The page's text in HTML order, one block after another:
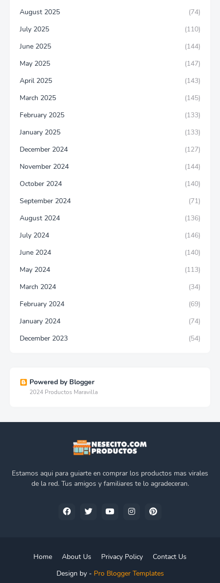
August 2025
(74)
July 2025
(110)
June 2025
(144)
May 2025
(147)
April 2025
(143)
March 2025
(145)
February 2025
(133)
January 2025
(133)
December 2024
(127)
November 2024
(144)
October 2024
(140)
September 2024
(71)
August 2024
(136)
July 2024
(146)
June 2024
(140)
May 2024
(113)
March 2024
(34)
February 2024
(69)
January 2024
(74)
December 2023
(54)
Powered by Blogger
2024 Productos Maravilla
Estamos aqui para guiarte en comprar los productos mas virales
de la red. Tus amigos y familiares te lo agradeceran.
Design by - Pro Blogger Templates
Home About Us Privacy Policy Contact Us